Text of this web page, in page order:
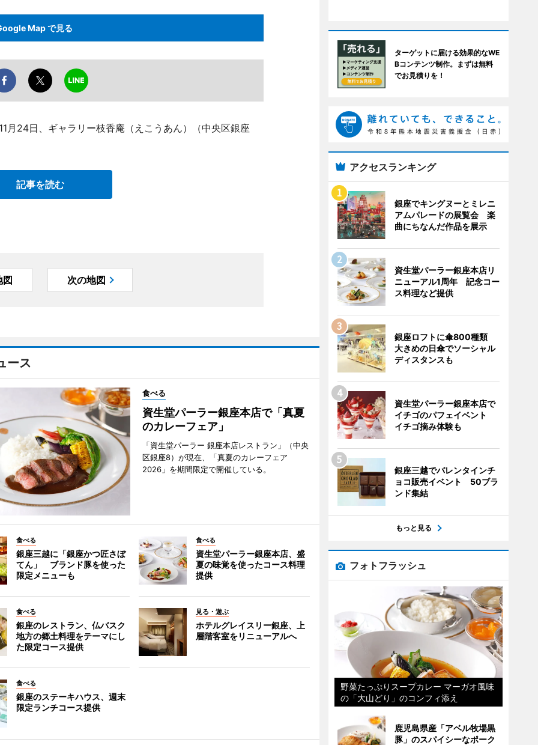
Map で見る
月24日、ギャラリー枝香庵（えこうあん）（中央区銀座
記事を読む
図 次の地図
ース
食べる
資生堂パーラー銀座本店で「真夏
のカレーフェア」
「資生堂パーラー 銀座本店レストラン」（中央
区銀座8）が現在、「真夏のカレーフェア
2026」を期間限定で開催している。
食べる
銀座三越に「銀座かつ匠さぼ
てん」 ブランド豚を使った
限定メニューも
食べる
資生堂パーラー銀座本店、盛
夏の味覚を使ったコース料理
提供
食べる
銀座のレストラン、仏バスク
地方の郷土料理をテーマにし
た限定コース提供
見る・遊ぶ
ホテルグレイスリー銀座、上
層階客室をリニューアルへ
食べる
銀座のステーキハウス、週末
限定ランチコース提供
ターゲットに届ける効果的なWE
Bコンテンツ制作。まずは無料
でお見積りを！
アクセスランキング
銀座でキングヌーとミレニ
アムパレードの展覧会 楽
曲にちなんだ作品を展示
資生堂パーラー銀座本店リ
ニューアル1周年 記念コー
ス料理など提供
銀座ロフトに傘800種類
大きめの日傘でソーシャル
ディスタンスも
資生堂パーラー銀座本店で
イチゴのパフェイベント
イチゴ摘み体験も
銀座三越でバレンタインチ
ョコ販売イベント 50ブラ
ンド集結
もっと見る
フォトフラッシュ
野菜たっぷりスープカレー マーガオ風味
の「大山どり」のコンフィ添え
鹿児島県産「アベル牧場黒
豚」のスパイシーなポーク